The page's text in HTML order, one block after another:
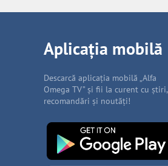
Aplicația mobilă
Descarcă aplicația mobilă „Alfa
Omega TV” și fii la curent cu știri,
recomandări și noutăți!